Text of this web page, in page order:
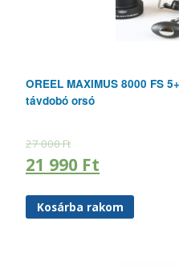
OREEL MAXIMUS 8000 FS
távdobó orsó
27 000Ft
21 990 Ft
Kosárba rakom